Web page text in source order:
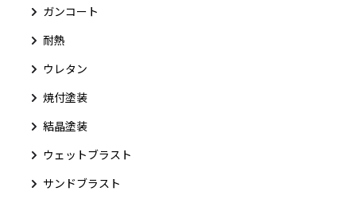
ガンコート
耐熱
ウレタン
焼付塗装
結晶塗装
ウェットブラスト
サンドブラスト